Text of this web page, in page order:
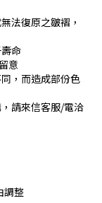
法復原之皺褶，
命
意
，而造成部份色
請來信客服/電洽
調整